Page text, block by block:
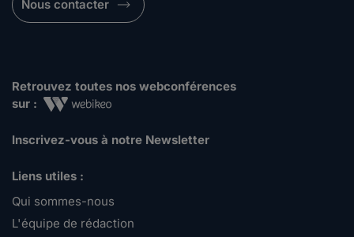
Nous contacter
Retrouvez toutes nos webconférences
sur :
Inscrivez-vous à notre Newsletter
Liens utiles :
Qui sommes-nous
L'équipe de rédaction